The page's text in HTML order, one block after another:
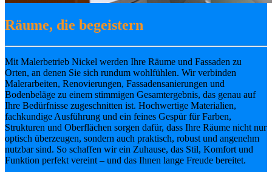
Räume, die begeistern
Mit Malerbetrieb Nickel werden Ihre Räume und Fassaden zu
Orten, an denen Sie sich rundum wohlfühlen. Wir verbinden
Malerarbeiten, Renovierungen, Fassadensanierungen und
Bodenbeläge zu einem stimmigen Gesamtergebnis, das genau auf
Ihre Bedürfnisse zugeschnitten ist. Hochwertige Materialien,
fachkundige Ausführung und ein feines Gespür für Farben,
Strukturen und Oberflächen sorgen dafür, dass Ihre Räume nicht nur
optisch überzeugen, sondern auch praktisch, robust und angenehm
nutzbar sind. So schaffen wir ein Zuhause, das Stil, Komfort und
Funktion perfekt vereint – und das Ihnen lange Freude bereitet.